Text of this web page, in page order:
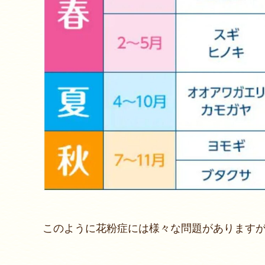
このように花粉症には様々な問題があります